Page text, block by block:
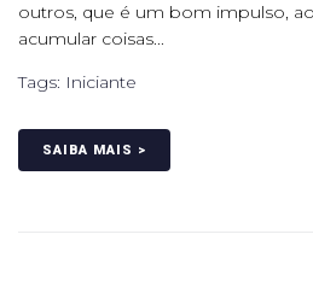
outros, que é um bom impulso,
acumular coisas...
Tags: Iniciante
SAIBA MAIS >